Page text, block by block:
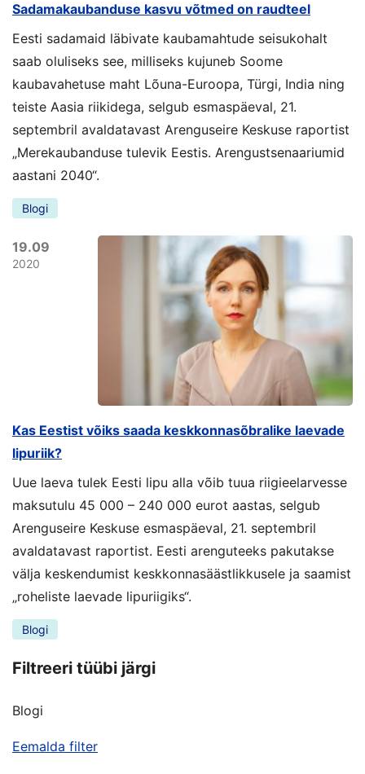
Sadamakaubanduse kasvu võtmed on raudteel
Eesti sadamaid läbivate kaubamahtude seisukohalt
saab oluliseks see, milliseks kujuneb Soome
kaubavahetuse maht Lõuna-Euroopa, Türgi, India ning
teiste Aasia riikidega, selgub esmaspäeval, 21.
septembril avaldatavast Arenguseire Keskuse raportist
„Merekaubanduse tulevik Eestis. Arengustsenaariumid
aastani 2040“.
Blogi
19.09
2020
Kas Eestist võiks saada keskkonnasõbralike laevade
lipuriik?
Uue laeva tulek Eesti lipu alla võib tuua riigieelarvesse
maksutulu 45 000 – 240 000 eurot aastas, selgub
Arenguseire Keskuse esmaspäeval, 21. septembril
avaldatavast raportist. Eesti arenguteeks pakutakse
välja keskendumist keskkonnasäästlikkusele ja saamist
„roheliste laevade lipuriigiks“.
Blogi
Filtreeri tüübi järgi
Blogi
Eemalda filter